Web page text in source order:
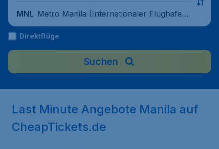
MNL Metro Manila (Internationaler Flughafen
Ninoy Aquino), Philippinen
Direktflüge
Suchen
Last Minute Angebote Manila auf
CheapTickets.de